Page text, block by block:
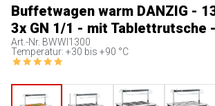
Buffetwagen warm DANZIG -
3x GN 1/1 - mit Tablettrutsche
Art.-Nr. BWWI1300
Temperatur: +30 bis +90 °C